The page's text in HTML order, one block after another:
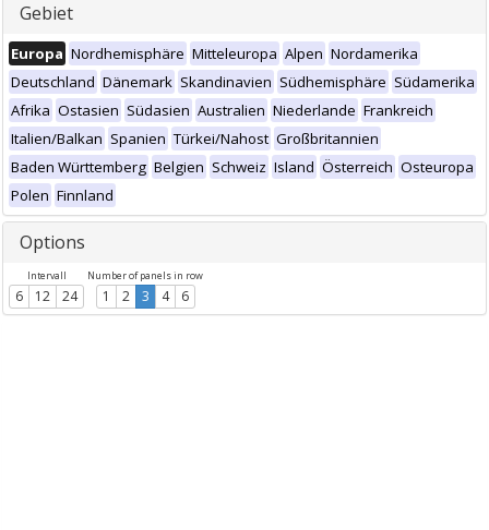
Gebiet
Europa Nordhemisphäre Mitteleuropa Alpen Nordamerika
Deutschland Dänemark Skandinavien Südhemisphäre Südamerika
Afrika Ostasien Südasien Australien Niederlande Frankreich
Italien/Balkan Spanien Türkei/Nahost Großbritannien
Baden Württemberg Belgien Schweiz Island Österreich Osteuropa
Polen Finnland
Options
Intervall
6 12 24
Number of panels in row
1 2 3 4 6